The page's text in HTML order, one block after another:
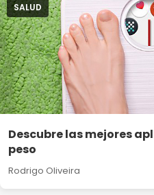
SALUD
Descubre las mejores
peso
Rodrigo Oliveira